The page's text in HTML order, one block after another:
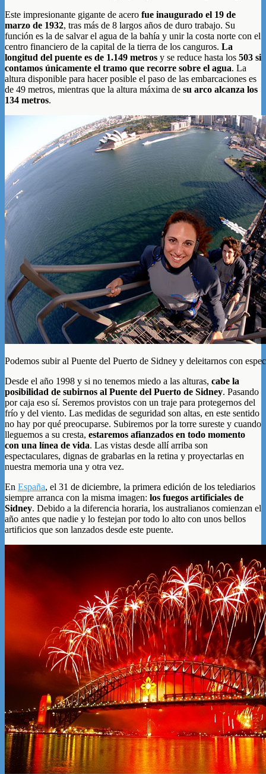
Este impresionante gigante de acero fue inaugurado el 19 de
marzo de 1932, tras más de 8 largos años de duro trabajo. Su
función es la de salvar el agua de la bahía y unir la costa norte con el
centro financiero de la capital de la tierra de los canguros. La
longitud del puente es de 1.149 metros y se reduce hasta los 503 si
contamos únicamente el tramo que recorre sobre el agua. La
altura disponible para hacer posible el paso de las embarcaciones es
de 49 metros, mientras que la altura máxima de su arco alcanza los
134 metros.
Podemos subir al Puente del Puerto de Sidney y deleitarnos con
Desde el año 1998 y si no tenemos miedo a las alturas, cabe la
posibilidad de subirnos al Puente del Puerto de Sidney. Pasando
por caja eso sí. Seremos provistos con un traje para protegernos del
frío y del viento. Las medidas de seguridad son altas, en este sentido
no hay por qué preocuparse. Subiremos por la torre sureste y cuando
lleguemos a su cresta, estaremos afianzados en todo momento
con una línea de vida. Las vistas desde allí arriba son
espectaculares, dignas de grabarlas en la retina y proyectarlas en
nuestra memoria una y otra vez.
En España, el 31 de diciembre, la primera edición de los telediarios
siempre arranca con la misma imagen: los fuegos artificiales de
Sidney. Debido a la diferencia horaria, los australianos comienzan el
año antes que nadie y lo festejan por todo lo alto con unos bellos
artificios que son lanzados desde este puente.